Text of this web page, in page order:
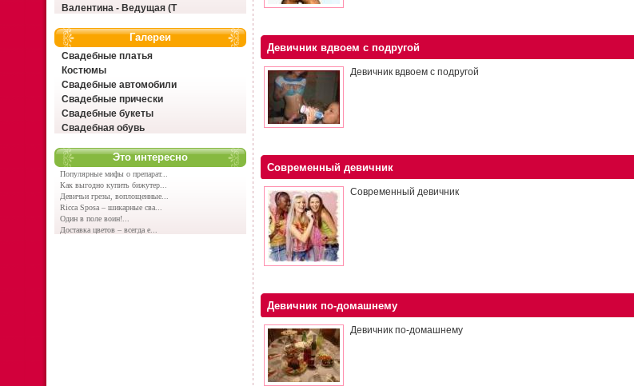
Валентина - Ведущая (Т
Галереи
Свадебные платья
Костюмы
Свадебные автомобили
Свадебные прически
Свадебные букеты
Свадебная обувь
Это интересно
Популярные мифы о препарат...
Как выгодно купить бижутер...
Девичьи грезы, воплощенные...
Ricca Sposa – шикарные сва...
Один в поле воин!...
Доставка цветов – всегда е...
Девичник вдвоем с подругой
Девичник вдвоем с подругой
Современный девичник
Современный девичник
Девичник по-домашнему
Девичник по-домашнему